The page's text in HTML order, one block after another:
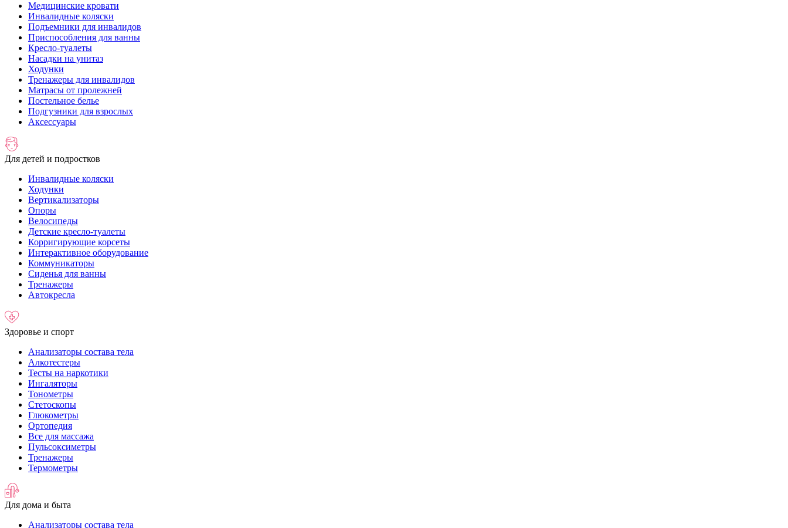
Медицинские кровати
Инвалидные коляски
Подъемники для инвалидов
Приспособления для ванны
Кресло-туалеты
Насадки на унитаз
Ходунки
Тренажеры для инвалидов
Матрасы от пролежней
Постельное белье
Подгузники для взрослых
Аксессуары
Для детей и подростков
Инвалидные коляски
Ходунки
Вертикализаторы
Опоры
Велосипеды
Детские кресло-туалеты
Корригирующие корсеты
Интерактивное оборудование
Коммуникаторы
Сиденья для ванны
Тренажеры
Автокресла
Здоровье и спорт
Анализаторы состава тела
Алкотестеры
Тесты на наркотики
Ингаляторы
Тонометры
Стетоскопы
Глюкометры
Ортопедия
Все для массажа
Пульсоксиметры
Тренажеры
Термометры
Для дома и быта
Анализаторы состава тела